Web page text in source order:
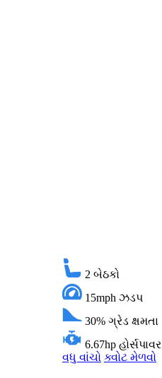
2 બેઠકો
15mph ઝડપ
30% ગ્રેડ ક્ષમતા
6.67hp હોર્સપાવર
વધુ વાંચો ક્વોટ મેળવો